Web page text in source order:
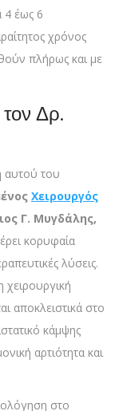
4 έως 6
χρόνος
πλήρως και με
Δρ.
αυτού του
Χειρουργός
Γ. Μυγδάλης,
κορυφαία
λύσεις.
αποκλειστικά στο
κάμψης
αρτιότητα και
στο